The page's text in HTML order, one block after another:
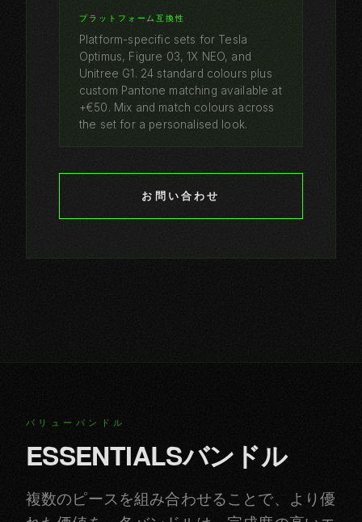
プラットフォーム互換性
Platform-specific sets for Tesla
Optimus, Figure 03, 1X NEO, and
Unitree G1. 24 standard colours plus
custom Pantone matching available at
+€50. Mix and match colours across
the set for a personalised look.
お問い合わせ
バリューバンドル
ESSENTIALSバンドル
複数のピースを組み合わせることで、より優